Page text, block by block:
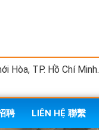
Hòa, TP. Hồ Chí Minh.
聘 LIÊN HỆ 聯繫